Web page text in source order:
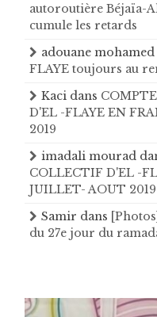
autoroutière Béjaïa-
cumule les retards
adouane mohamed
FLAYE toujours au
Kaci dans
D'EL -FLAYE EN
2019
imadali mourad
COLLECTIF D'EL -
JUILLET- AOUT 2019
Samir dans
du 27e jour du